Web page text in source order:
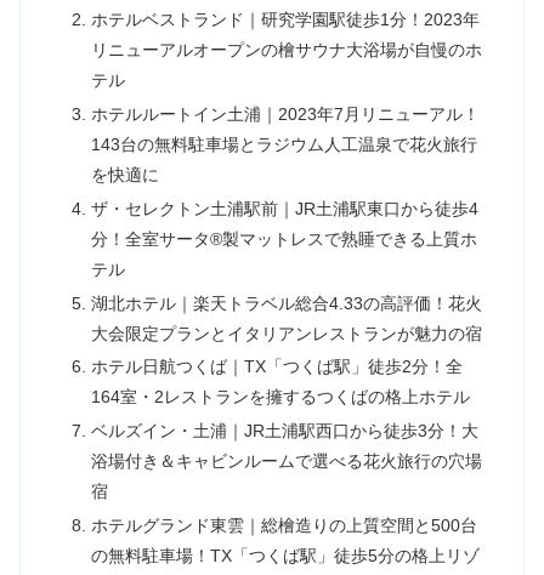
ホテルベストランド｜研究学園駅徒歩1分！2023年
リニューアルオープンの檜サウナ大浴場が自慢のホ
テル
ホテルルートイン土浦｜2023年7月リニューアル！
143台の無料駐車場とラジウム人工温泉で花火旅行
を快適に
ザ・セレクトン土浦駅前｜JR土浦駅東口から徒歩4
分！全室サータ®製マットレスで熟睡できる上質ホ
テル
湖北ホテル｜楽天トラベル総合4.33の高評価！花火
大会限定プランとイタリアンレストランが魅力の宿
ホテル日航つくば｜TX「つくば駅」徒歩2分！全
164室・2レストランを擁するつくばの格上ホテル
ベルズイン・土浦｜JR土浦駅西口から徒歩3分！大
浴場付き＆キャビンルームで選べる花火旅行の穴場
宿
ホテルグランド東雲｜総檜造りの上質空間と500台
の無料駐車場！TX「つくば駅」徒歩5分の格上リゾ